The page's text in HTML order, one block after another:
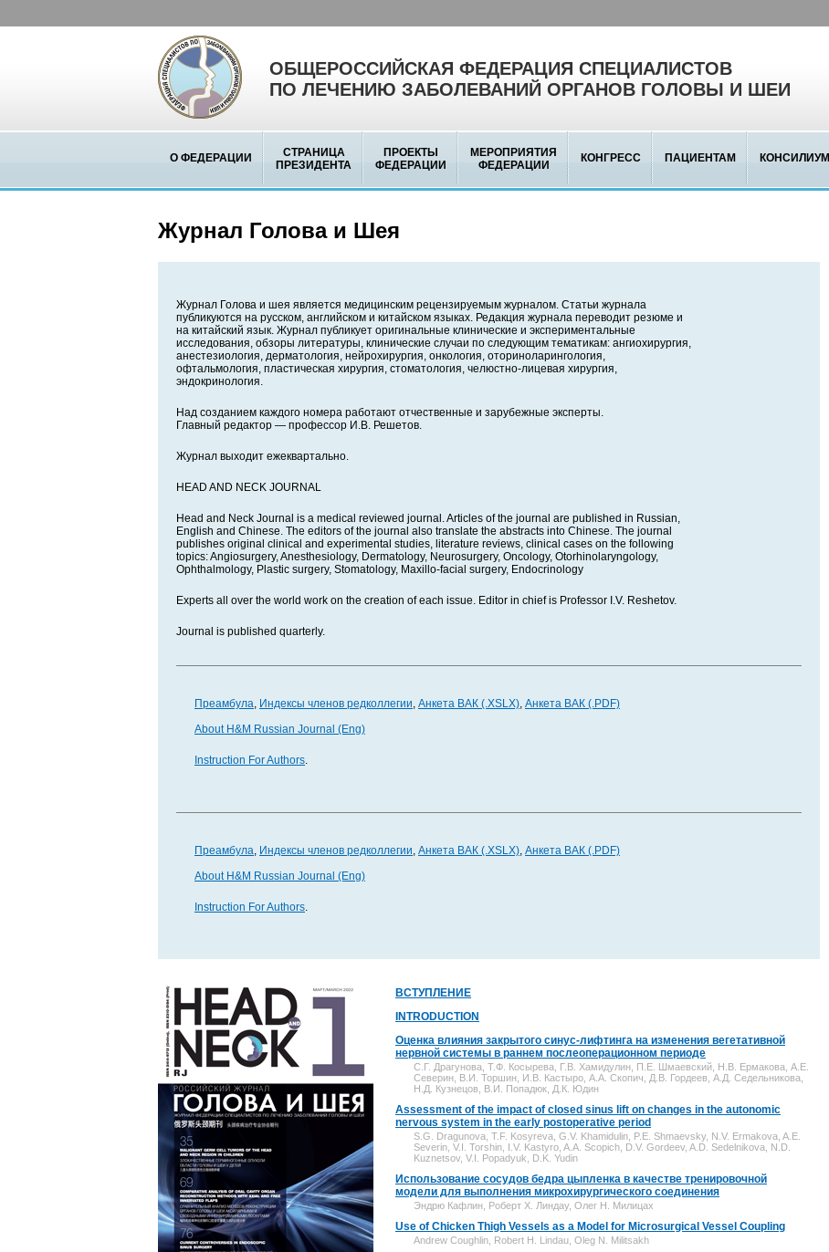
ОБЩЕРОССИЙСКАЯ ФЕДЕРАЦИЯ СПЕЦИАЛИСТОВ
ПО ЛЕЧЕНИЮ ЗАБОЛЕВАНИЙ ОРГАНОВ ГОЛОВЫ И ШЕИ
О ФЕДЕРАЦИИ
СТРАНИЦА
ПРЕЗИДЕНТА
ПРОЕКТЫ
ФЕДЕРАЦИИ
МЕРОПРИЯТИЯ
ФЕДЕРАЦИИ
КОНГРЕСС ПАЦИЕНТАМ КОНСИЛИУМ
Журнал Голова и Шея
Журнал Голова и шея является медицинским рецензируемым журналом. Статьи журнала
публикуются на русском, английском и китайском языках. Редакция журнала переводит резюме и
на китайский язык. Журнал публикует оригинальные клинические и экспериментальные
исследования, обзоры литературы, клинические случаи по следующим тематикам: ангиохирургия,
анестезиология, дерматология, нейрохирургия, онкология, оториноларингология,
офтальмология, пластическая хирургия, стоматология, челюстно-лицевая хирургия,
эндокринология.
Над созданием каждого номера работают отчественные и зарубежные эксперты.
Главный редактор — профессор И.В. Решетов.
Журнал выходит ежеквартально.
HEAD AND NECK JOURNAL
Head and Neck Journal is a medical reviewed journal. Articles of the journal are published in Russian,
English and Chinese. The editors of the journal also translate the abstracts into Chinese. The journal
publishes original clinical and experimental studies, literature reviews, clinical cases on the following
topics: Angiosurgery, Anesthesiology, Dermatology, Neurosurgery, Oncology, Otorhinolaryngology,
Ophthalmology, Plastic surgery, Stomatology, Maxillo-facial surgery, Endocrinology
Experts all over the world work on the creation of each issue. Editor in chief is Professor I.V. Reshetov.
Journal is published quarterly.
Преамбула, Индексы членов редколлегии, Анкета ВАК (.XSLX), Анкета ВАК (.PDF)
About H&M Russian Journal (Eng)
Instruction For Authors.
Преамбула, Индексы членов редколлегии, Анкета ВАК (.XSLX), Анкета ВАК (.PDF)
About H&M Russian Journal (Eng)
Instruction For Authors.
ВСТУПЛЕНИЕ
INTRODUCTION
Оценка влияния закрытого синус-лифтинга на изменения вегетативной
нервной системы в раннем послеоперационном периоде
С.Г. Драгунова, Т.Ф. Косырева, Г.В. Хамидулин, П.Е. Шмаевский, Н.В. Ермакова, А.Е.
Северин, В.И. Торшин, И.В. Кастыро, А.А. Скопич, Д.В. Гордеев, А.Д. Седельникова,
Н.Д. Кузнецов, В.И. Попадюк, Д.К. Юдин
Assessment of the impact of closed sinus lift on changes in the autonomic
nervous system in the early postoperative period
S.G. Dragunova, T.F. Kosyreva, G.V. Khamidulin, P.E. Shmaevsky, N.V. Ermakova, A.E.
Severin, V.I. Torshin, I.V. Kastyro, A.A. Scopich, D.V. Gordeev, A.D. Sedelnikova, N.D.
Kuznetsov, V.I. Popadyuk, D.K. Yudin
Использование сосудов бедра цыпленка в качестве тренировочной
модели для выполнения микрохирургического соединения
Эндрю Кафлин, Роберт Х. Линдау, Олег Н. Милицах
Use of Chicken Thigh Vessels as a Model for Microsurgical Vessel Coupling
Andrew Coughlin, Robert H. Lindau, Oleg N. Militsakh